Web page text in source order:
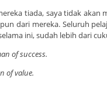
tiada, saya tidak akan
dari mereka. Seluruh
ini, sudah lebih dari
of success.
of value.